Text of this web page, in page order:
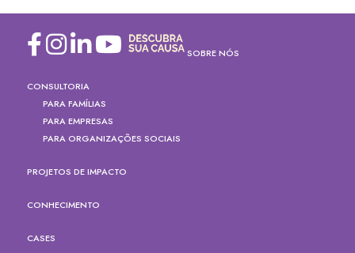
SOBRE NÓS
CONSULTORIA
PARA FAMÍLIAS
PARA EMPRESAS
PARA ORGANIZAÇÕES SOCIAIS
PROJETOS DE IMPACTO
CONHECIMENTO
CASES